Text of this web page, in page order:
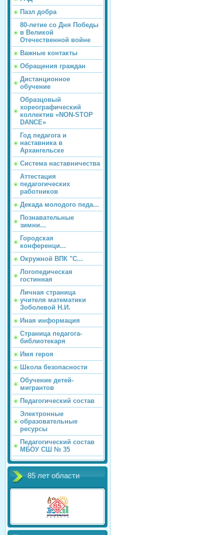
Пазл добра
80-летие со Дня Победы
в Великой
Отечественной войне
Важные контакты
Обращения граждан
Дистанционное
обучение
Образцовый
хореографический
коллектив «NON-STOP
DANCE»
Год педагога и
наставника в
Архангельске
Система наставничества
Аттестация
педагогических
работников
Декада молодого педа...
Познавательные
зимни...
Городская
конференци...
Окружной ВПК "С...
Логопедическая
гостинная
Личная страница
учителя математики
Зоболевой Н.И.
Иная информация
Страница педагога-
библиотекаря
Имя героя
Школа безопасности
Обучение детей-
мигрантов
Педагогический состав
Электронные
образовательные
ресурсы
Педагогический состав
МБОУ СШ № 35
85 лет области